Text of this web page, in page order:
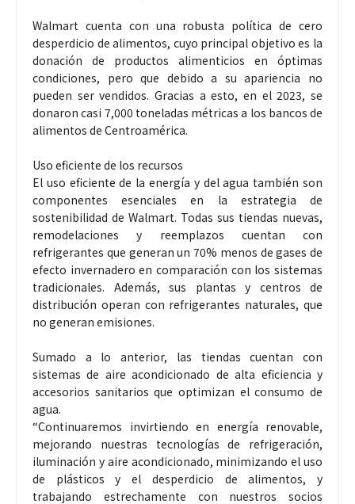
Walmart cuenta con una robusta política de cero
desperdicio de alimentos, cuyo principal objetivo es la
donación de productos alimenticios en óptimas
condiciones, pero que debido a su apariencia no
pueden ser vendidos. Gracias a esto, en el 2023, se
donaron casi 7,000 toneladas métricas a los bancos de
alimentos de Centroamérica.
Uso eficiente de los recursos
El uso eficiente de la energía y del agua también son
componentes esenciales en la estrategia de
sostenibilidad de Walmart. Todas sus tiendas nuevas,
remodelaciones y reemplazos cuentan con
refrigerantes que generan un 70% menos de gases de
efecto invernadero en comparación con los sistemas
tradicionales. Además, sus plantas y centros de
distribución operan con refrigerantes naturales, que
no generan emisiones.
Sumado a lo anterior, las tiendas cuentan con
sistemas de aire acondicionado de alta eficiencia y
accesorios sanitarios que optimizan el consumo de
agua.
“Continuaremos invirtiendo en energía renovable,
mejorando nuestras tecnologías de refrigeración,
iluminación y aire acondicionado, minimizando el uso
de plásticos y el desperdicio de alimentos, y
trabajando estrechamente con nuestros socios